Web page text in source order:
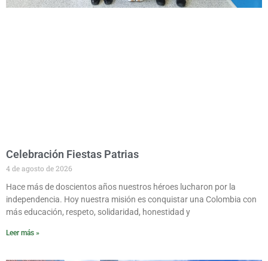
Celebración Fiestas Patrias
4 de agosto de 2026
Hace más de doscientos años nuestros héroes lucharon por la
independencia. Hoy nuestra misión es conquistar una Colombia con
más educación, respeto, solidaridad, honestidad y
Leer más »